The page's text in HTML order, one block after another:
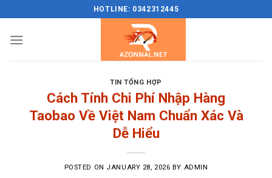
content
HOTLINE: 0342312445
TIN TỔNG HỢP
Cách Tính Chi Phí Nhập Hàng
Taobao Về Việt Nam Chuẩn Xác Và
Dễ Hiểu
POSTED ON JANUARY 28, 2026 BY ADMIN